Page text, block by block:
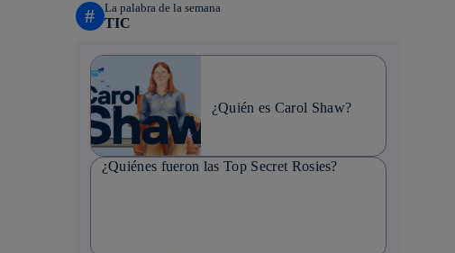
# La palabra de la semana
TIC
¿Quién es Carol Shaw?
¿Quiénes fueron las Top Secret Rosies?